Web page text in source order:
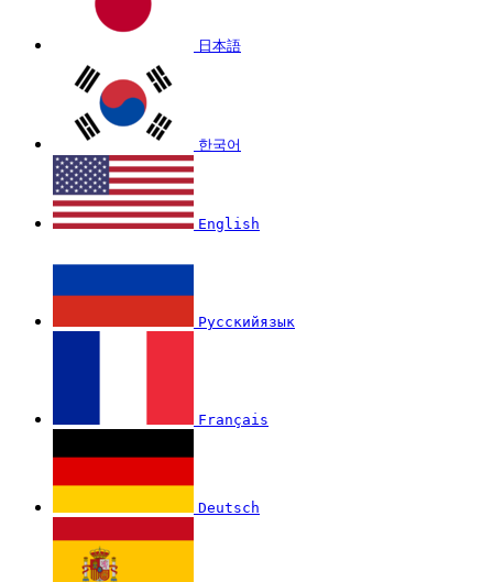
日本語
한국어
English
Русскийязык
Français
Deutsch